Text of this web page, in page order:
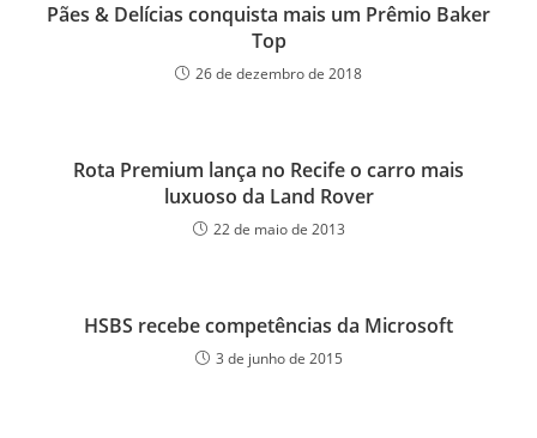
Pães & Delícias conquista mais um Prêmio Baker
Top
26 de dezembro de 2018
Rota Premium lança no Recife o carro mais
luxuoso da Land Rover
22 de maio de 2013
HSBS recebe competências da Microsoft
3 de junho de 2015